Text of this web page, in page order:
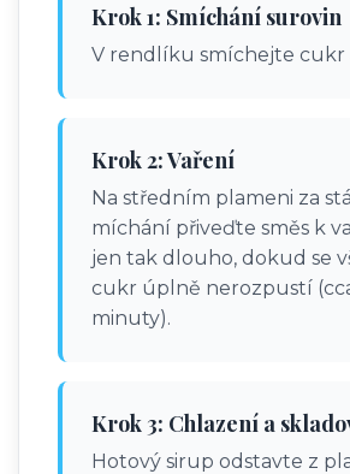
Krok 1: Smíchání surovin
V rendlíku smíchejte cukr
Krok 2: Vaření
Na středním plameni za
míchání přiveďte směs k
jen tak dlouho, dokud se
cukr úplně nerozpustí
minuty).
Krok 3: Chlazení a
Hotový sirup odstavte z